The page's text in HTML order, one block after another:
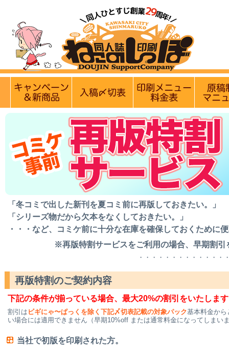
【営業日・休業日のお知らせ】
「冬コミで出した新刊を夏コミ前に再版しておきたい。」
「シリーズ物だから欠本をなくしておきたい。」
・・・など、コミケ前に十分な在庫を確保しておくために
※再版特割サービスをご利用の場合、早期割
・・・・・・・・・・・・・
再版特割のご契約内容
下記の条件が揃っている場合、最大20%の割引をいたしま
割引は ビギにゃ〜ぱっくを除く下記〆切表記載の対象パック基本料金から
い場合には適用できません（早期10%off または通常料金になってしまい
当社で初版を印刷された方。